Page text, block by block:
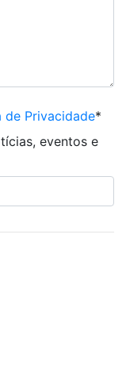
de Privacidade*
eventos e